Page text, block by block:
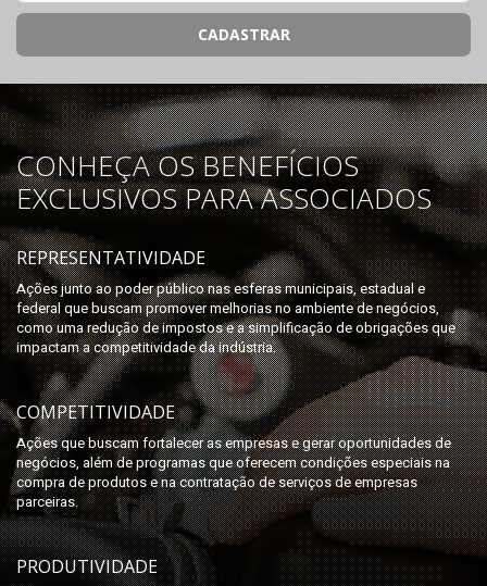
CONHEÇA OS BENEFÍCIOS
EXCLUSIVOS PARA ASSOCIADOS
REPRESENTATIVIDADE
Ações junto ao poder público nas esferas municipais, estadual e
federal que buscam promover melhorias no ambiente de negócios,
como uma redução de impostos e a simplificação de obrigações que
impactam a competitividade da indústria.
COMPETITIVIDADE
Ações que buscam fortalecer as empresas e gerar oportunidades de
negócios, além de programas que oferecem condições especiais na
compra de produtos e na contratação de serviços de empresas
parceiras.
PRODUTIVIDADE